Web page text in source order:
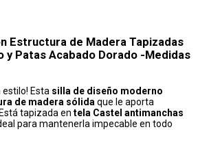
Estructura de Madera Tapizadas
y Patas Acabado Dorado -Medidas
estilo! Esta silla de diseño moderno
de madera sólida que le aporta
tapizada en tela Castel antimanchas
para mantenerla impecable en todo